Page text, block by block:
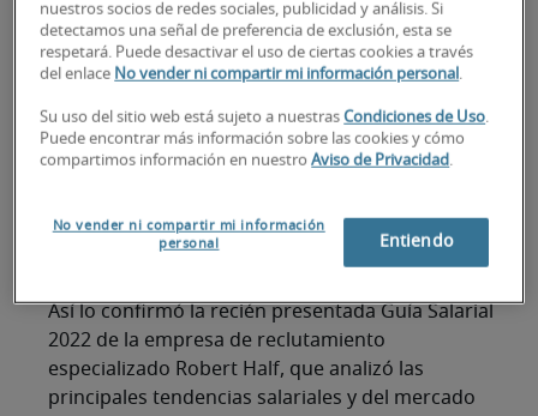
altamente cotizadas en el mercado laboral, las
empresas luchan para atraerlos y retenerlos y
cada vez son más las industrias que necesitan
vaivenes del mercado y que no pretende cambiar
muy pronto.
La tecnología está detrás
de todas las áreas hoy
Así lo confirmó la recién presentada Guía Salarial
2022 de la empresa de reclutamiento
especializado Robert Half, que analizó las
principales tendencias salariales y del mercado
nuestros socios de redes sociales, publicidad y análisis. Si
detectamos una señal de preferencia de exclusión, esta se
respetará. Puede desactivar el uso de ciertas cookies a través
del enlace No vender ni compartir mi información personal.
Su uso del sitio web está sujeto a nuestrasCondiciones de Uso.
Puede encontrar más información sobre las cookies y cómo
compartimos información en nuestroAviso de Privacidad.
No vender ni compartir mi información
personal
Entiendo